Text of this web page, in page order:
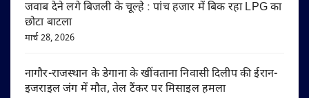
जवाब देने लगे बिजली के चूल्हे : पांच हजार में बिक रहा LPG का
छोटा बाटला
मार्च 28, 2026
नागौर-राजस्थान के डेगाना के खींवताना निवासी दिलीप की ईरान-
इजराइल जंग में मौत, तेल टैंकर पर मिसाइल हमला